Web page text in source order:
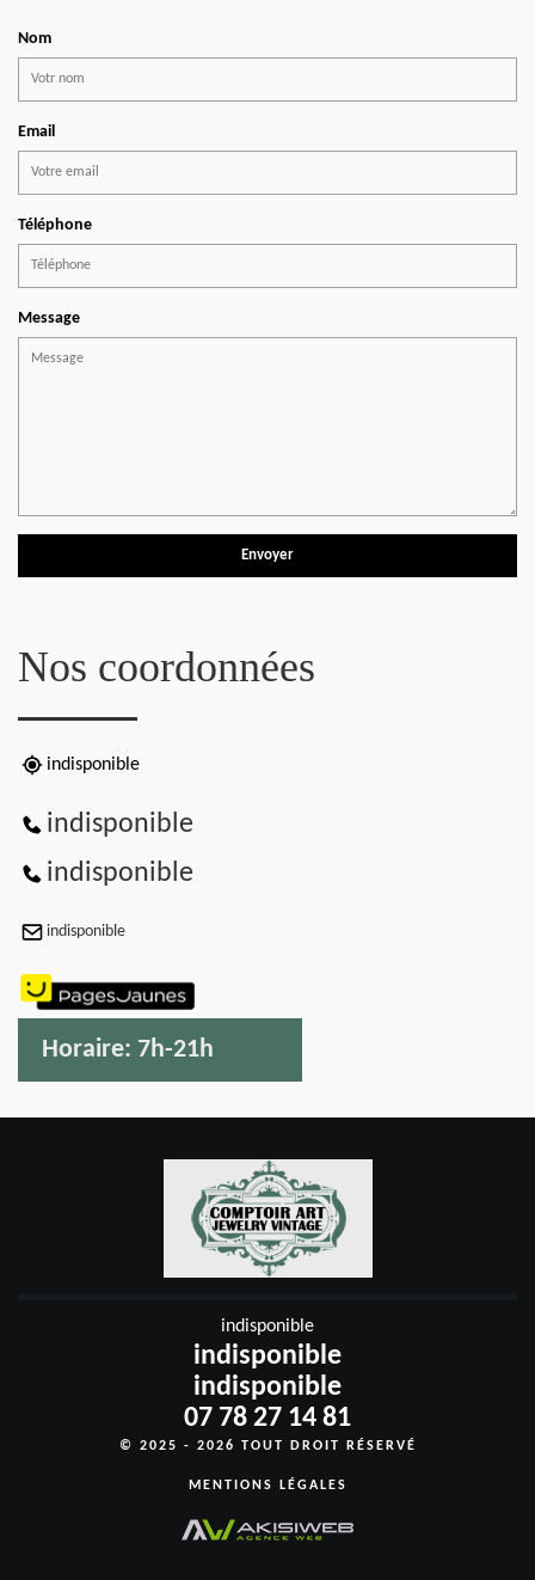
Nom
Email
Téléphone
Message
Nos coordonnées
indisponible
indisponible
indisponible
indisponible
Horaire: 7h-21h
indisponible
indisponible
indisponible
07 78 27 14 81
© 2025 - 2026 TOUT DROIT RÉSERVÉ
MENTIONS LÉGALES